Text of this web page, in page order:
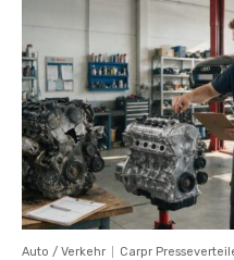
Auto / Verkehr Carpr